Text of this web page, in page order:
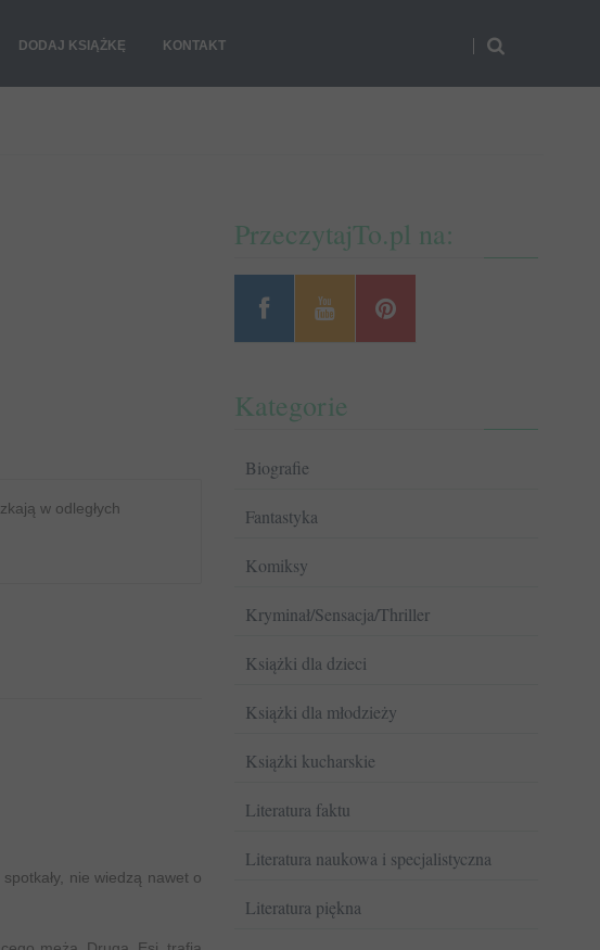
DODAJ KSIĄŻKĘ KONTAKT
w odległych
nie wiedzą nawet o
PrzeczytajTo.pl na:
Kategorie
Biografie
Fantastyka
Komiksy
Kryminał/Sensacja/Thriller
Książki dla dzieci
Książki dla młodzieży
Książki kucharskie
Literatura faktu
Literatura naukowa i specjalistyczna
Literatura piękna